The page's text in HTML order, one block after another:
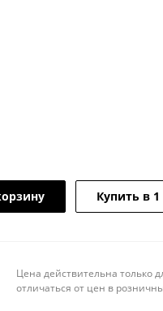
Купить в
Цена действительна только
отличаться от цен в